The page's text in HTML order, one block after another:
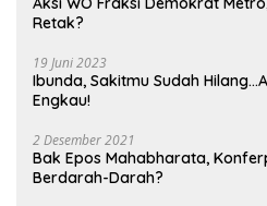
Retak?
19 Juni 2023
Ibunda, Sakitmu Sudah
Engkau!
2 Desember 2021
Bak Epos Mahabharata,
Berdarah-Darah?